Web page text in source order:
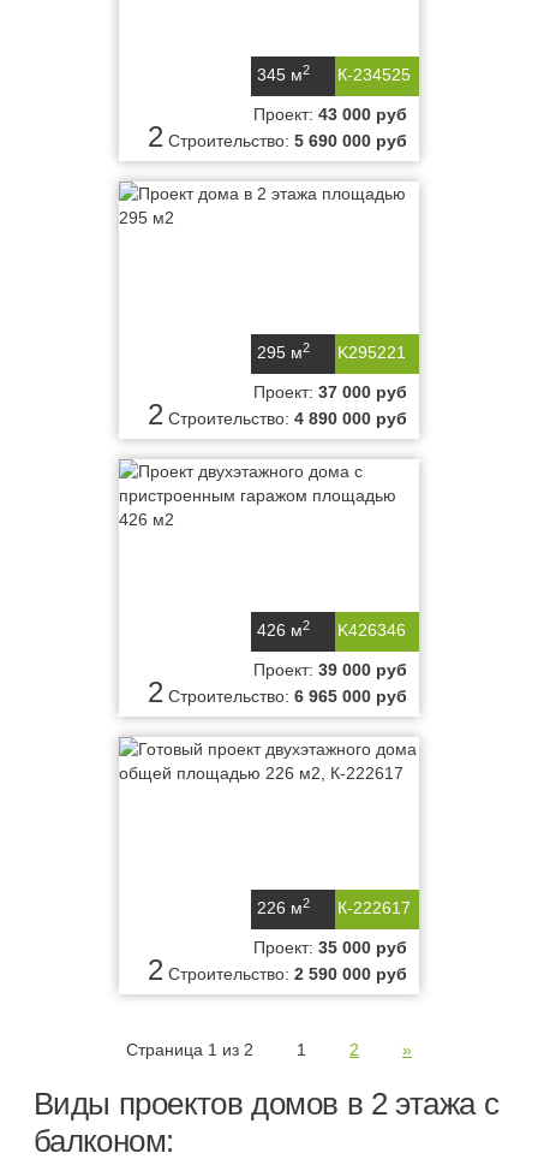
К-234525
345 м2
2
Проект: 43 000 руб
Строительство: 5 690 000 руб
K295221
295 м2
2
Проект: 37 000 руб
Строительство: 4 890 000 руб
K426346
426 м2
2
Проект: 39 000 руб
Строительство: 6 965 000 руб
К-222617
226 м2
2
Проект: 35 000 руб
Строительство: 2 590 000 руб
Страница 1 из 2 1 2 »
Виды проектов домов в 2 этажа с
балконом: